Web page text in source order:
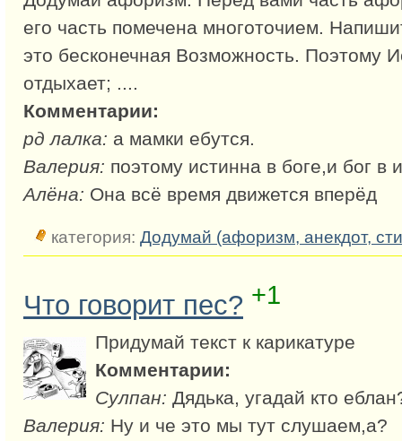
его часть помечена многоточием.
это бесконечная Возможность. Поэтому
отдыхает; ....
Комментарии:
рд лалка: а мамки ебутся.
Валерия: поэтому истинна в боге,и бог в
Алёна: Она всё время движется вперёд
категория: Додумай (афоризм, анекдот,
Что говорит пес? +1
Придумай текст к карикатуре
Комментарии:
Сулпан: Дядька, угадай кто
Валерия: Ну и че это мы тут слушаем,а?